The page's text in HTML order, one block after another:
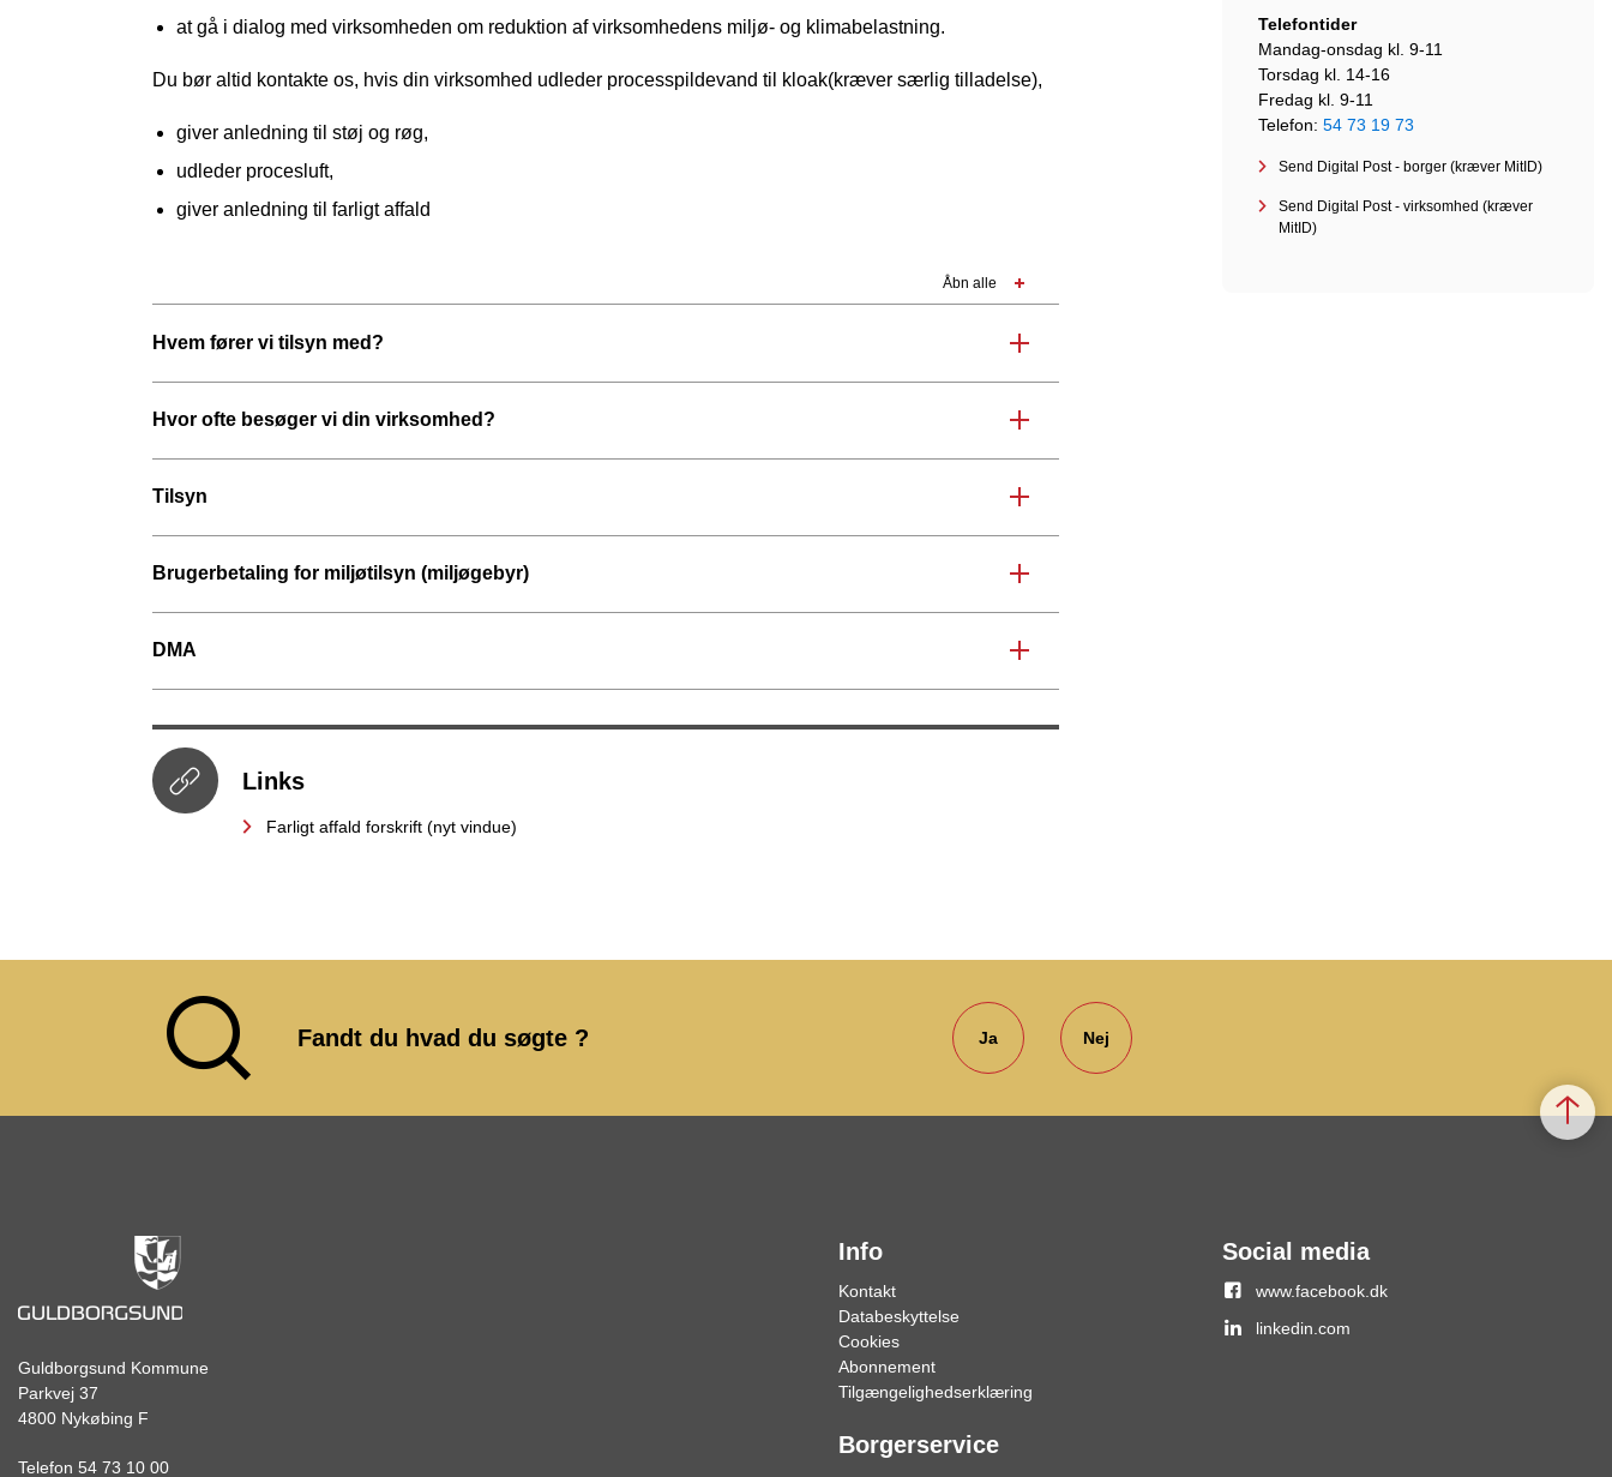
at gå i dialog med virksomheden om reduktion af virksomhedens miljø- og klimabelastning.
Du bør altid kontakte os, hvis din virksomhed udleder processpildevand til kloak(kræver særlig tilladelse),
giver anledning til støj og røg,
udleder procesluft,
giver anledning til farligt affald
Åbn alle
Hvem fører vi tilsyn med?
Hvor ofte besøger vi din virksomhed?
Tilsyn
Brugerbetaling for miljøtilsyn (miljøgebyr)
DMA
Telefontider
Mandag-onsdag kl. 9-11
Torsdag kl. 14-16
Fredag kl. 9-11
Telefon:54 73 19 73
Send Digital Post - borger (kræver MitID)
Send Digital Post - virksomhed (kræver
MitID)
Links
Farligt affald forskrift (nyt vindue)
Fandt du hvad du søgte ? Ja Nej
Guldborgsund Kommune
Parkvej 37
4800 Nykøbing F
Telefon 54 73 10 00
Info
Kontakt
Databeskyttelse
Cookies
Abonnement
Tilgængelighedserklæring
Social media
www.facebook.dk
linkedin.com
Borgerservice